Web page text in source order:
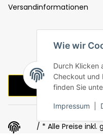
Wie wir
Durch Klicken
Checkout und
finden Sie
Impressum
Versandinformationen
Vertrag
/ * Alle Preise inkl.